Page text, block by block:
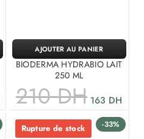
BIODERMA HYDRABIO LAIT
250 ML
210DH 163 DH
AJOUTER AU PANIER
-33%
Rupture de stock